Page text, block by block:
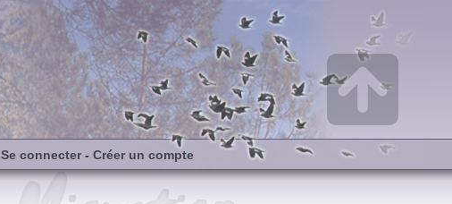
Se connecter- Créer un compte